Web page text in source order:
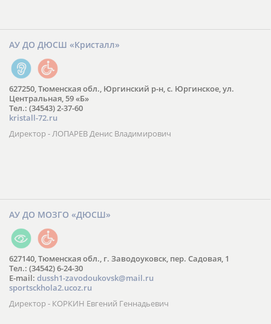
АУ ДО ДЮСШ «Кристалл»
627250, Тюменская обл., Юргинский р-н, с. Юргинское, ул.
Центральная, 59 «Б»
Тел.: (34543) 2-37-60
kristall-72.ru
Директор - ЛОПАРЕВ Денис Владимирович
АУ ДО МОЗГО «ДЮСШ»
627140, Тюменская обл., г. Заводоуковск, пер. Садовая, 1
Тел.: (34542) 6-24-30
​E-mail: dussh1-zavodoukovsk@mail.ru
sportsckhola2.ucoz.ru
Директор - КОРКИН Евгений Геннадьевич